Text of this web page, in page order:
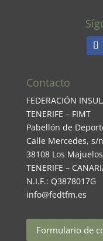
Contacto
FEDERACIÓN
TENERIFE – FIMT
Pabellón de
Calle Mercedes, s/
38108 Los
TENERIFE –
N.I.F.: Q3878017G
info@fedtfm.es
Formulario de